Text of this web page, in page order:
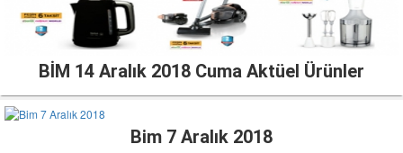
BİM 14 Aralık 2018 Cuma Aktüel Ürünler
Bim 7 Aralık 2018